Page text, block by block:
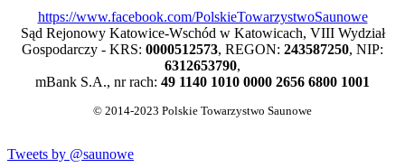
https://www.facebook.com/PolskieTowarzystwoSaunowe
Sąd Rejonowy Katowice-Wschód w Katowicach, VIII Wydział
Gospodarczy - KRS: 0000512573, REGON: 243587250, NIP:
6312653790,
mBank S.A., nr rach: 49 1140 1010 0000 2656 6800 1001
© 2014-2023 Polskie Towarzystwo Saunowe
Tweets by @saunowe